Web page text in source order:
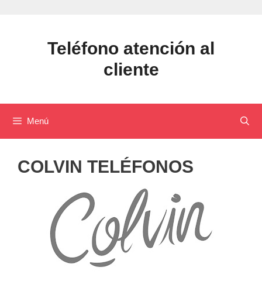
Teléfono atención al
cliente
Menú
COLVIN TELÉFONOS